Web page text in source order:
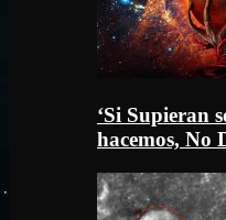
‘Si Supieran
hacemos,